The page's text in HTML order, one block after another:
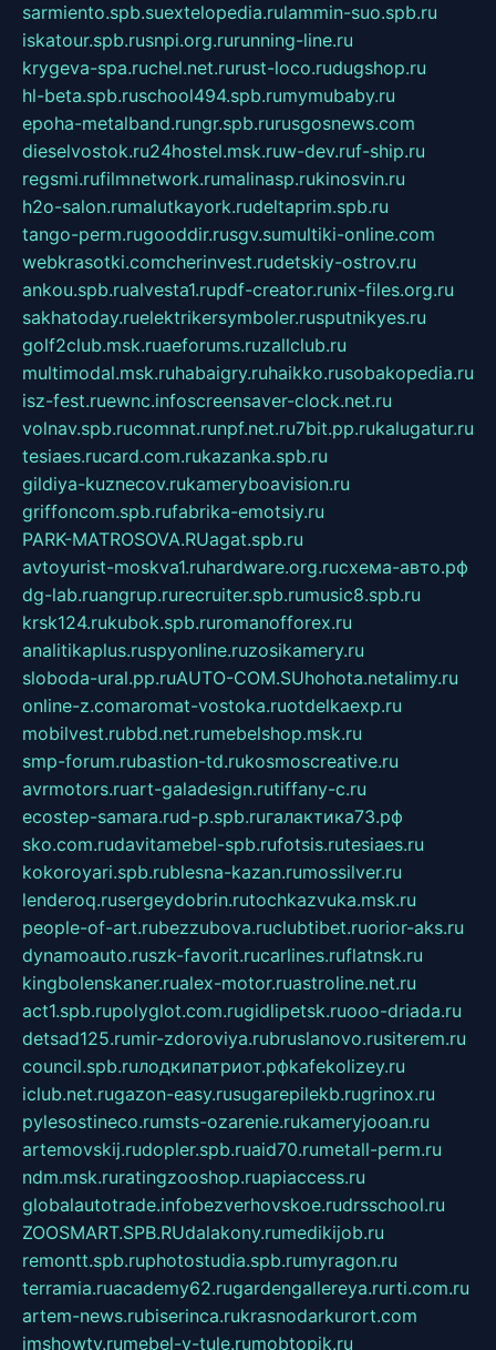
sarmiento.spb.suextelopedia.rulammin-suo.spb.ru
iskatour.spb.rusnpi.org.rurunning-line.ru
krygeva-spa.ruchel.net.rurust-loco.rudugshop.ru
hl-beta.spb.ruschool494.spb.rumymubaby.ru
epoha-metalband.rungr.spb.rurusgosnews.com
dieselvostok.ru24hostel.msk.ruw-dev.ruf-ship.ru
regsmi.rufilmnetwork.rumalinasp.rukinosvin.ru
h2o-salon.rumalutkayork.rudeltaprim.spb.ru
tango-perm.rugooddir.rusgv.sumultiki-online.com
webkrasotki.comcherinvest.rudetskiy-ostrov.ru
ankou.spb.rualvesta1.rupdf-creator.runix-files.org.ru
sakhatoday.ruelektrikersymboler.rusputnikyes.ru
golf2club.msk.ruaeforums.ruzallclub.ru
multimodal.msk.ruhabaigry.ruhaikko.rusobakopedia.ru
isz-fest.ruewnc.infoscreensaver-clock.net.ru
volnav.spb.rucomnat.runpf.net.ru7bit.pp.rukalugatur.ru
tesiaes.rucard.com.rukazanka.spb.ru
gildiya-kuznecov.rukameryboavision.ru
griffoncom.spb.rufabrika-emotsiy.ru
PARK-MATROSOVA.RUagat.spb.ru
avtoyurist-moskva1.ruhardware.org.ruсхема-авто.рф
dg-lab.ruangrup.rurecruiter.spb.rumusic8.spb.ru
krsk124.rukubok.spb.ruromanofforex.ru
analitikaplus.ruspyonline.ruzosikamery.ru
sloboda-ural.pp.ruAUTO-COM.SUhohota.netalimy.ru
online-z.comaromat-vostoka.ruotdelkaexp.ru
mobilvest.rubbd.net.rumebelshop.msk.ru
smp-forum.rubastion-td.rukosmoscreative.ru
avrmotors.ruart-galadesign.rutiffany-c.ru
ecostep-samara.rud-p.spb.ruгалактика73.рф
sko.com.rudavitamebel-spb.rufotsis.rutesiaes.ru
kokoroyari.spb.rublesna-kazan.rumossilver.ru
lenderoq.rusergeydobrin.rutochkazvuka.msk.ru
people-of-art.rubezzubova.ruclubtibet.ruorior-aks.ru
dynamoauto.ruszk-favorit.rucarlines.ruflatnsk.ru
kingbolenskaner.rualex-motor.ruastroline.net.ru
act1.spb.rupolyglot.com.rugidlipetsk.ruooo-driada.ru
detsad125.rumir-zdoroviya.rubruslanovo.rusiterem.ru
council.spb.ruлодкипатриот.рфkafekolizey.ru
iclub.net.rugazon-easy.rusugarepilekb.rugrinox.ru
pylesostineco.rumsts-ozarenie.rukameryjooan.ru
artemovskij.rudopler.spb.ruaid70.rumetall-perm.ru
ndm.msk.ruratingzooshop.ruapiaccess.ru
globalautotrade.infobezverhovskoe.rudrsschool.ru
ZOOSMART.SPB.RUdalakony.rumedikijob.ru
remontt.spb.ruphotostudia.spb.rumyragon.ru
terramia.ruacademy62.rugardengallereya.rurti.com.ru
artem-news.rubiserinca.rukrasnodarkurort.com
imshowtv.rumebel-v-tule.rumobtopik.ru